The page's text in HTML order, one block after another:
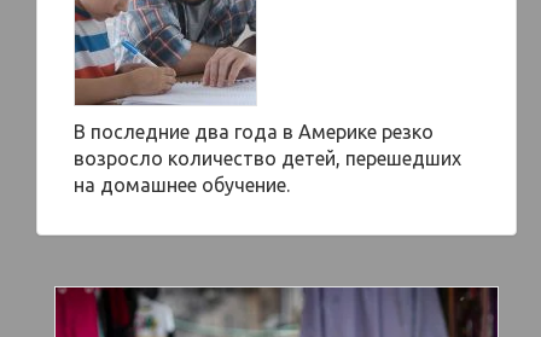
В последние два года в Америке резко
возросло количество детей, перешедших
на домашнее обучение.